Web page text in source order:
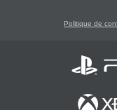
Politique de